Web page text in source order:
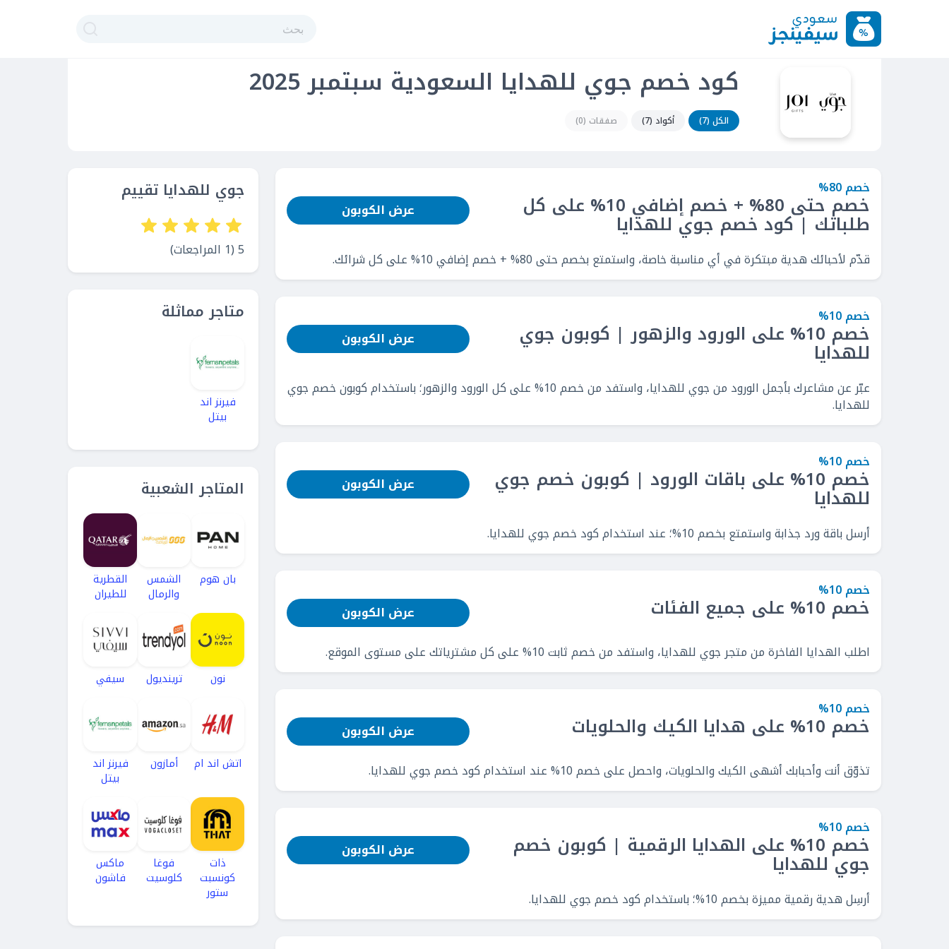
كود خصم جوي للهدايا السعودية سبتمبر 2025
الكل (7) أكواد (7) صفقات (0)
خصم 80%
خصم حتى 80% + خصم إضافي 10% على كل
طلباتك | كود خصم جوي للهدايا عرض الكوبون
قدّم لأحبائك هدية مبتكرة في أي مناسبة خاصة، واستمتع بخصم حتى 80% + خصم إضافي 10% على كل شرائك.
خصم 10%
خصم 10% على الورود والزهور | كوبون جوي
للهدايا عرض الكوبون
عبّر عن مشاعرك بأجمل الورود من جوي للهدايا، واستفد من خصم 10% على كل الورود والزهور؛ باستخدام كوبون خصم جوي
للهدايا.
خصم 10%
خصم 10% على باقات الورود | كوبون خصم جوي
للهدايا عرض الكوبون
أرسل باقة ورد جذابة واستمتع بخصم 10%؛ عند استخدام كود خصم جوي للهدايا.
خصم 10%
خصم 10% على جميع الفئات
عرض الكوبون
اطلب الهدايا الفاخرة من متجر جوي للهدايا، واستفد من خصم ثابت 10% على كل مشترياتك على مستوى الموقع.
خصم 10%
خصم 10% على هدايا الكيك والحلويات
عرض الكوبون
تذوّق أنت وأحبابك أشهى الكيك والحلويات، واحصل على خصم 10% عند استخدام كود خصم جوي للهدايا.
خصم 10%
خصم 10% على الهدايا الرقمية | كوبون خصم
جوي للهدايا عرض الكوبون
أرسِل هدية رقمية مميزة بخصم 10%؛ باستخدام كود خصم جوي للهدايا.
جوي للهدايا تقييم
5 (1 المراجعات)
متاجر مماثلة
فيرنز اند
بيتل
المتاجر الشعبية
بان هوم الشمس
والرمال
القطرية
للطيران
نون ترينديول سيفي
اتش اند ام أمازون فيرنز اند
بيتل
ذات
كونسبت
ستور
فوغا
كلوسيت
ماكس
فاشون